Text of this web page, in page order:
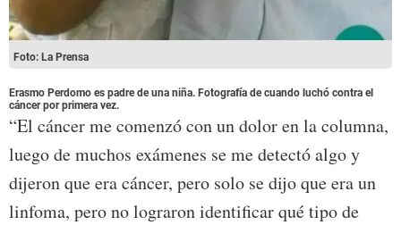
Foto: La Prensa
Erasmo Perdomo es padre de una niña. Fotografía de cuando luchó contra el
cáncer por primera vez.
“El cáncer me comenzó con un dolor en la columna,
luego de muchos exámenes se me detectó algo y
dijeron que era cáncer, pero solo se dijo que era un
linfoma, pero no lograron identificar qué tipo de